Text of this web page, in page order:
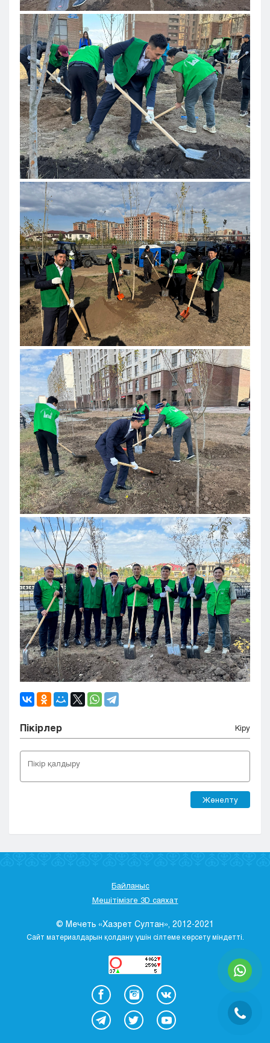
Пікірлер Кіру
Жөнелту
Байланыс
Мешітімізге 3D саяхат
© Мечеть «Хазрет Султан», 2012-2021
Сайт материалдарын қолдану үшін сілтеме көрсету міндетті.